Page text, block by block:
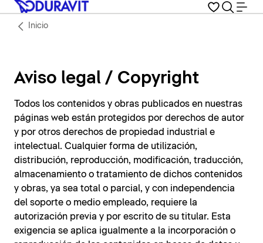
Inicio
Aviso legal / Copyright
Todos los contenidos y obras publicados en nuestras
páginas web están protegidos por derechos de autor
y por otros derechos de propiedad industrial e
intelectual. Cualquier forma de utilización,
distribución, reproducción, modificación, traducción,
almacenamiento o tratamiento de dichos contenidos
y obras, ya sea total o parcial, y con independencia
del soporte o medio empleado, requiere la
autorización previa y por escrito de su titular. Esta
exigencia se aplica igualmente a la incorporación o